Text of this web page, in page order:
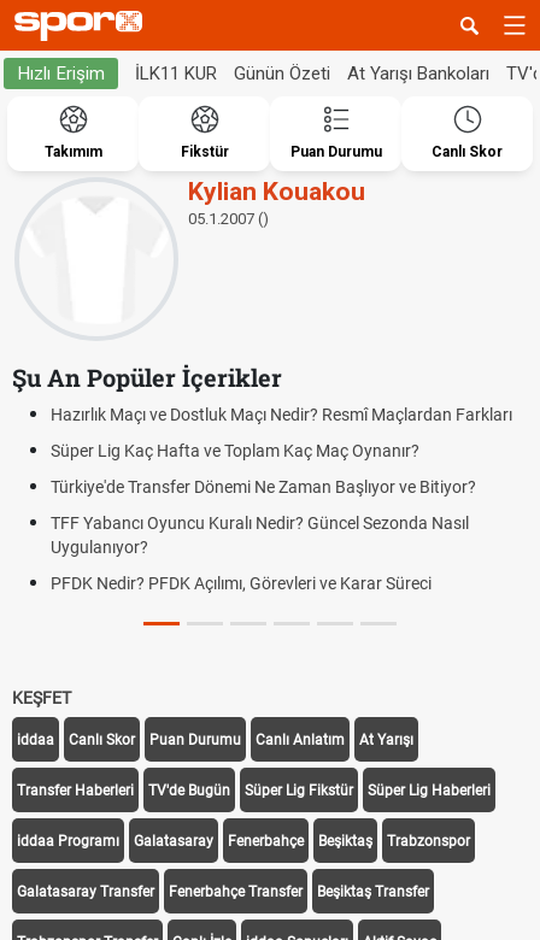
Hızlı Erişim İLK11 KUR Günün Özeti At Yarışı Bankoları
Takımım Fikstür Puan Durumu Canlı Skor
Kylian Kouakou
05.1.2007 ()
Şu An Popüler İçerikler
Hazırlık Maçı ve Dostluk Maçı Nedir? Resmî Maçlardan Farkları
Süper Lig Kaç Hafta ve Toplam Kaç Maç Oynanır?
Türkiye'de Transfer Dönemi Ne Zaman Başlıyor ve Bitiyor?
TFF Yabancı Oyuncu Kuralı Nedir? Güncel Sezonda Nasıl
Uygulanıyor?
PFDK Nedir? PFDK Açılımı, Görevleri ve Karar Süreci
KEŞFET
iddaa Canlı Skor Puan Durumu Canlı Anlatım At Yarışı
Transfer Haberleri TV'de Bugün Süper Lig Fikstür Süper Lig Haberleri
iddaa Programı Galatasaray Fenerbahçe Beşiktaş Trabzonspor
Galatasaray Transfer Fenerbahçe Transfer Beşiktaş Transfer